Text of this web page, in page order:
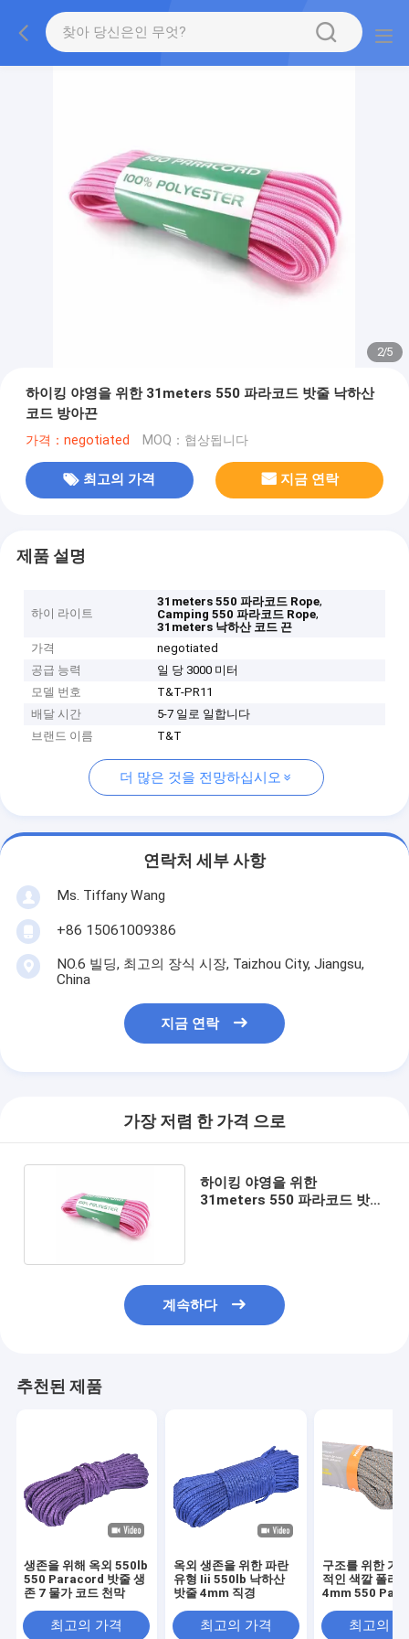
2/5
하이킹 야영을 위한 31meters 550 파라코드 밧줄 낙하산
코드 방아끈
가격：negotiated MOQ：협상됩니다
최고의 가격 지금 연락
제품 설명
하이 라이트
31meters 550 파라코드 Rope,
Camping 550 파라코드 Rope,
31meters 낙하산 코드 끈
가격
negotiated
공급 능력
일 당 3000 미터
모델 번호
T&T-PR11
배달 시간
5-7 일로 일합니다
브랜드 이름
T&T
더 많은 것을 전망하십시오
연락처 세부 사항
Ms. Tiffany Wang
+86 15061009386
NO.6 빌딩, 최고의 장식 시장, Taizhou City, Jiangsu,
China
지금 연락
가장 저렴 한 가격 으로
하이킹 야영을 위한
31meters 550 파라코드 밧줄
계속하다
추천된 제품
생존을 위해 옥외 550lb
550 Paracord 밧줄 생
존 7 물가 코드 천막
최고의 가격
옥외 생존을 위한 파란
유형 Iii 550lb 낙하산
밧줄 4mm 직경
최고의 가격
구조를 위한 가
적인 색깔 폴리
4mm 550
최고의